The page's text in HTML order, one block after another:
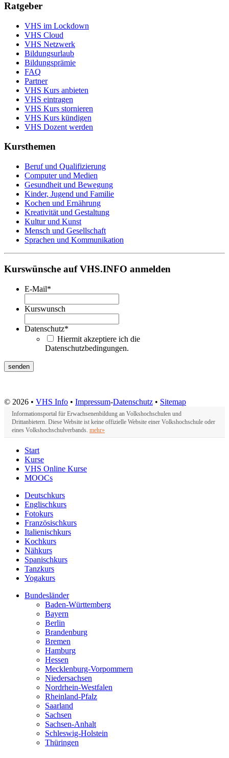
Ratgeber
VHS im Lockdown
VHS Cloud
VHS Netzwerk
Bildungsurlaub
Bildungsprämie
FAQ
Partner
VHS Kurs anbieten
VHS eintragen
VHS Kurs stornieren
VHS Kurs kündigen
VHS Dozent werden
Kursthemen
Beruf und Qualifizierung
Computer und Medien
Gesundheit und Bewegung
Kinder, Jugend und Familie
Kochen und Ernährung
Kreativität und Gestaltung
Kultur und Kunst
Mensch und Gesellschaft
Sprachen und Kommunikation
Kurswünsche auf VHS.INFO anmelden
E-Mail*
Kurswunsch
Datenschutz*
Hiermit akzeptiere ich die
Datenschutzbedingungen.
© 2026 • VHS Info • Impressum-Datenschutz • Sitemap
Informationsportal für Erwachsenenbildung an Volkshochschulen und
Drittanbietern. Diese Website ist keine offizielle Website einer Volkshochschule oder
eines Volkshochschulverbands. mehr»
Start
Kurse
VHS Online Kurse
MOOCs
Deutschkurs
Englischkurs
Fotokurs
Französischkurs
Italienischkurs
Kochkurs
Nähkurs
Spanischkurs
Tanzkurs
Yogakurs
Bundesländer
Baden-Württemberg
Bayern
Berlin
Brandenburg
Bremen
Hamburg
Hessen
Mecklenburg-Vorpommern
Niedersachsen
Nordrhein-Westfalen
Rheinland-Pfalz
Saarland
Sachsen
Sachsen-Anhalt
Schleswig-Holstein
Thüringen